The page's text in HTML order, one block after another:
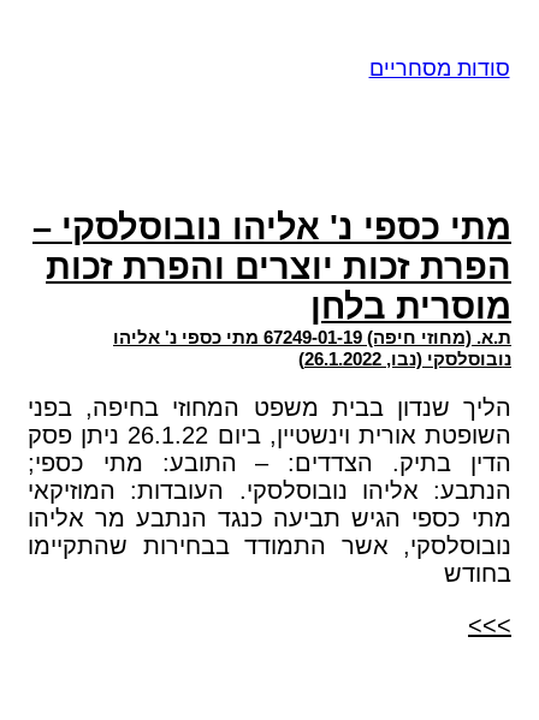
סודות מסחריים
מתי כספי נ' אליהו נובוסלסקי –
הפרת זכות יוצרים והפרת זכות
מוסרית בלחן
ת.א. (מחוזי חיפה) 67249-01-19 מתי כספי נ' אליהו
נובוסלסקי (נבו, 26.1.2022)
הליך שנדון בבית משפט המחוזי בחיפה, בפני
השופטת אורית וינשטיין, ביום 26.1.22 ניתן פסק
הדין בתיק. הצדדים: – התובע: מתי כספי;
הנתבע: אליהו נובוסלסקי. העובדות: המוזיקאי
מתי כספי הגיש תביעה כנגד הנתבע מר אליהו
נובוסלסקי, אשר התמודד בבחירות שהתקיימו
בחודש
>>>